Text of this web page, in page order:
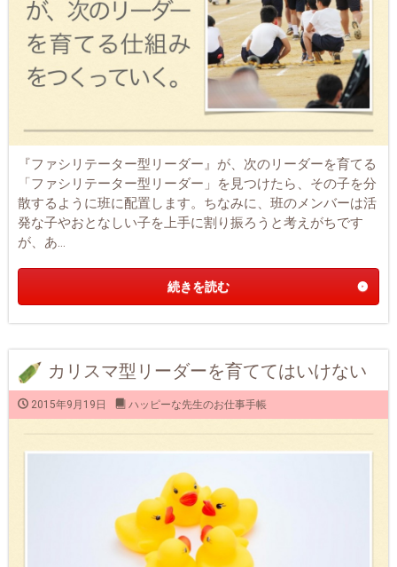
『ファシリテーター型リーダー』が、次のリーダーを育てる
「ファシリテーター型リーダー」を見つけたら、その子を分
散するように班に配置します。ちなみに、班のメンバーは活
発な子やおとなしい子を上手に割り振ろうと考えがちです
が、あ...
続きを読む
カリスマ型リーダーを育ててはいけない
2015年9月19日 ハッピーな先生のお仕事手帳